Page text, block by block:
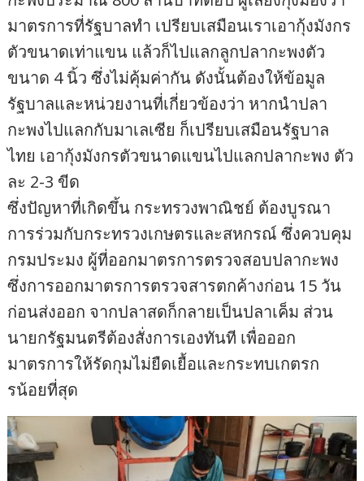
มาตรการที่รัฐบาลทำ เปรียบเสมือนเราเอากุ้งมังกร
ตัวขนาดเท่าแขน แล้วก็ไปแลกลูกปลากะพงตัว
ขนาด 4 นิ้ว ซึ่งไม่คุ้มค่ากัน ดังนั้นต้องให้ข้อมูล
รัฐบาลและหน่วยงานที่เกี่ยวข้องว่า หากนำปลา
กะพงไปแลกกับมาเลเซีย ก็เปรียบเสมือนรัฐบาล
ไทย เอากุ้งมังกรตัวขนาดแขนไปแลกปลากะพง ตัว
ละ 2-3 ขีด
ซึ่งปัญหาที่เกิดขึ้น กระทรวงพาณิชย์ ต้องบูรณา
การร่วมกับกระทรวงเกษตรและสหกรณ์ ซึ่งควบคุม
กรมประมง ผู้ที่ออกมาตรการตรวจสอบปลากะพง
ซึ่งการออกมาตรการตรวจสารตกค้างก่อน 15 วัน
ก่อนส่งออก จากปลาสดก็กลายเป็นปลาเค็ม ส่วน
นายกรัฐมนตรีต้องสั่งการเองทันที เพื่อออก
มาตรการให้รัดกุมไม่ยืดเยื้อและกระทบเกตรก
รน้อยที่สุด